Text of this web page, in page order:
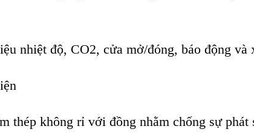
nhiệt độ, CO2, cửa mở/đóng, báo động và
thép không rỉ với đồng nhằm chống sự